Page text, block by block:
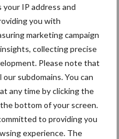
IP address and
you with
marketing campaign
collecting precise
Please note that
subdomains. You can
any time by clicking the
bottom of your screen.
to providing you
experience. The
is in
dan ooit”
over
14.000